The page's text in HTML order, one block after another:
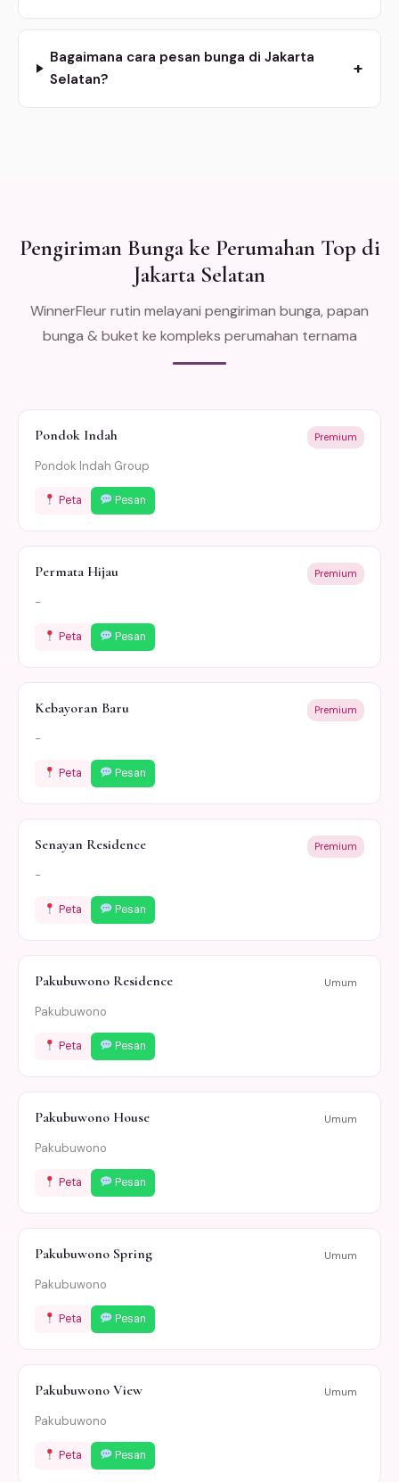
Bagaimana cara pesan bunga di Jakarta
Selatan?
+
Pengiriman Bunga ke Perumahan Top di
Jakarta Selatan
WinnerFleur rutin melayani pengiriman bunga, papan
bunga & buket ke kompleks perumahan ternama
Pondok Indah Premium
Pondok Indah Group
Peta Pesan
Permata Hijau Premium
-
Peta Pesan
Kebayoran Baru Premium
-
Peta Pesan
Senayan Residence Premium
-
Peta Pesan
Pakubuwono Residence Umum
Pakubuwono
Peta Pesan
Pakubuwono House Umum
Pakubuwono
Peta Pesan
Pakubuwono Spring Umum
Pakubuwono
Peta Pesan
Pakubuwono View Umum
Pakubuwono
Peta Pesan